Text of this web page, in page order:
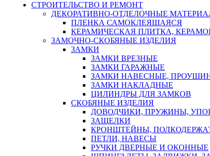
СТРОИТЕЛЬСТВО И РЕМОНТ
ДЕКОРАТИВНО-ОТДЕЛОЧНЫЕ
ПЛЕНКА САМОКЛЕЯЩАЯСЯ
КЕРАМИЧЕСКАЯ ПЛИТКА,
ЗАМОЧНО-СКОБЯНЫЕ ИЗДЕЛИЯ
ЗАМКИ
ЗАМКИ ВРЕЗНЫЕ
ЗАМКИ ГАРАЖНЫЕ
ЗАМКИ НАВЕСНЫЕ,
ЗАМКИ НАКЛАДНЫЕ
ЦИЛИНДРЫ ДЛЯ ЗАМКОВ
СКОБЯНЫЕ ИЗДЕЛИЯ
ДОВОДЧИКИ, ПРУЖИНЫ,
ЗАЩЕЛКИ
КРОНШТЕЙНЫ,
ПЕТЛИ, НАВЕСЫ
РУЧКИ ДВЕРНЫЕ И ОКОННЫЕ